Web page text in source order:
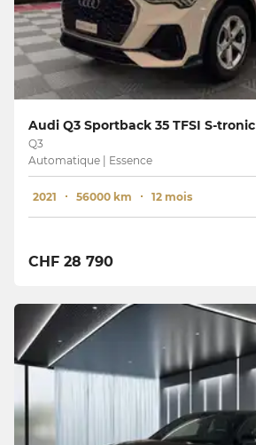
Audi Q3 Sportback 35 TFSI S-tronic
Q3
Automatique | Essence
2021 56000 km 12 mois
CHF 28 790